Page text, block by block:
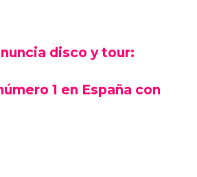
disco y tour:
1 en España con